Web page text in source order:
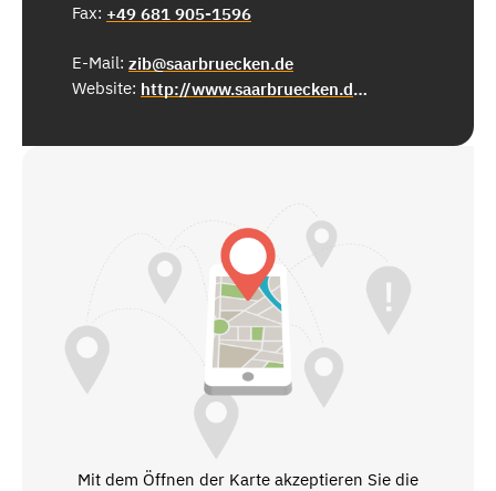
Fax: +49 681 905-1596
E-Mail: zib@saarbruecken.de
Website:
http://www.saarbruecken.de/zib
Mit dem Öffnen der Karte akzeptieren Sie die